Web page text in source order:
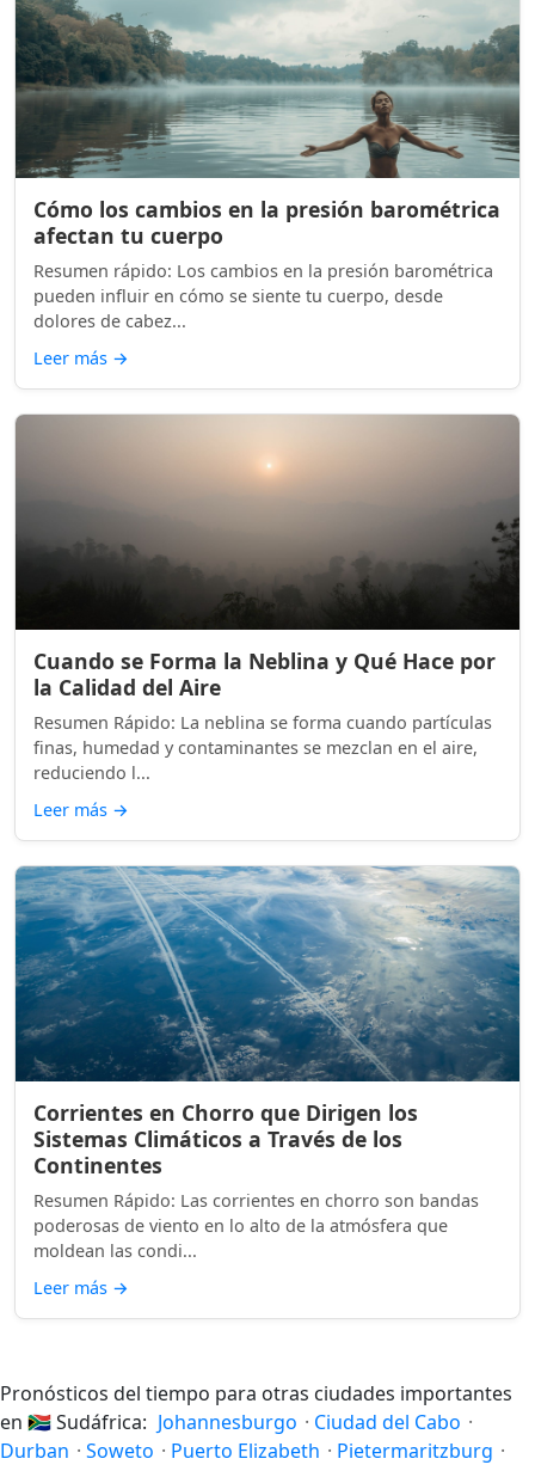
Cómo los cambios en la presión barométrica
afectan tu cuerpo
Resumen rápido: Los cambios en la presión barométrica
pueden influir en cómo se siente tu cuerpo, desde
dolores de cabez...
Leer más →
Cuando se Forma la Neblina y Qué Hace por
la Calidad del Aire
Resumen Rápido: La neblina se forma cuando partículas
finas, humedad y contaminantes se mezclan en el aire,
reduciendo l...
Leer más →
Corrientes en Chorro que Dirigen los
Sistemas Climáticos a Través de los
Continentes
Resumen Rápido: Las corrientes en chorro son bandas
poderosas de viento en lo alto de la atmósfera que
moldean las condi...
Leer más →
Pronósticos del tiempo para otras ciudades importantes
en 🇿🇦Sudáfrica: Johannesburgo · Ciudad del Cabo ·
Durban · Soweto · Puerto Elizabeth · Pietermaritzburg ·